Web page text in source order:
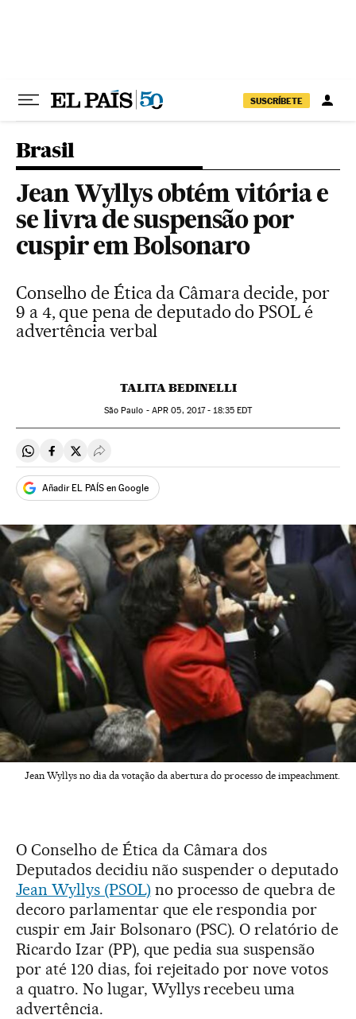
SUSCRÍBETE
Brasil
Jean Wyllys obtém vitória e
se livra de suspensão por
cuspir em Bolsonaro
Conselho de Ética da Câmara decide, por
9 a 4, que pena de deputado do PSOL é
advertência verbal
TALITA BEDINELLI
São Paulo - APR 05, 2017 - 18:35EDT
Compartir en Whatsapp
Compartir en Facebook
Compartir en Twitter
Desplegar Redes Sociales
Añadir EL PAÍS en Google
Jean Wyllys no dia da votação da abertura do processo de impeachment.
O Conselho de Ética da Câmara dos
Deputados decidiu não suspender o deputado
Jean Wyllys (PSOL) no processo de quebra de
decoro parlamentar que ele respondia por
cuspir em Jair Bolsonaro (PSC). O relatório de
Ricardo Izar (PP), que pedia sua suspensão
por até 120 dias, foi rejeitado por nove votos
a quatro. No lugar, Wyllys recebeu uma
advertência.